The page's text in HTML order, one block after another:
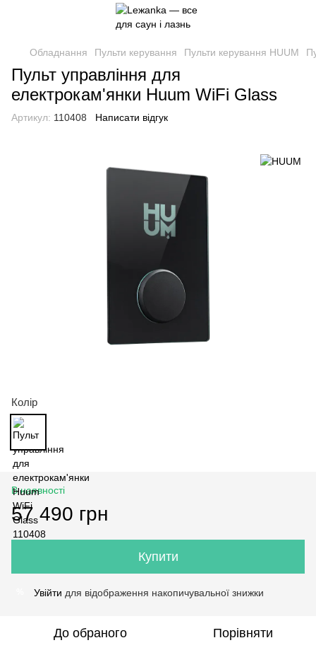
Обладнання Пульти керування Пульти керування HUUM
Пульт управління для
електрокам'янки Huum WiFi Glass
Артикул: 110408 Написати відгук
Колір
В наявності
57 490 грн
Купити
Увійти для відображення накопичувальної знижки
До обраного Порівняти